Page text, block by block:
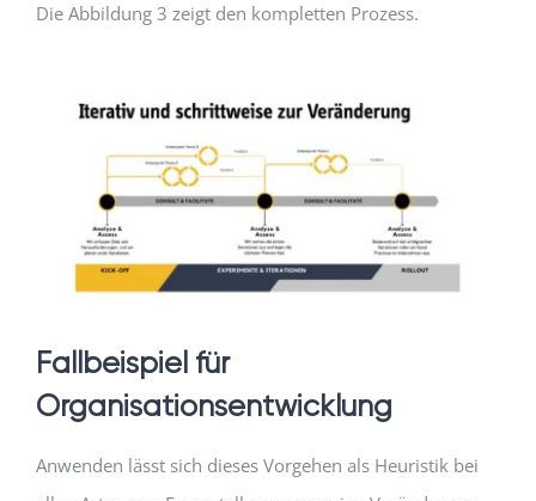
Die Abbildung 3 zeigt den kompletten Prozess.
Fallbeispiel für
Organisationsentwicklung
Anwenden lässt sich dieses Vorgehen als Heuristik bei